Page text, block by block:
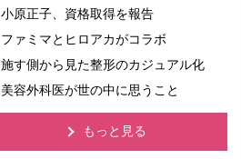
小原正子、資格取得を報告
ファミマとヒロアカがコラボ
施す側から見た整形のカジュアル化
美容外科医が世の中に思うこと
もっと見る